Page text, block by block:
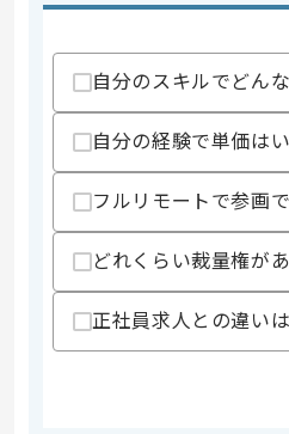
スキル
上記
精算・お支払い
精算条
精算基
支払い
商談回
募集人
自分のスキルでどん
自分の経験で単価は
フルリモートで参画
どれくらい裁量権が
正社員求人との違い